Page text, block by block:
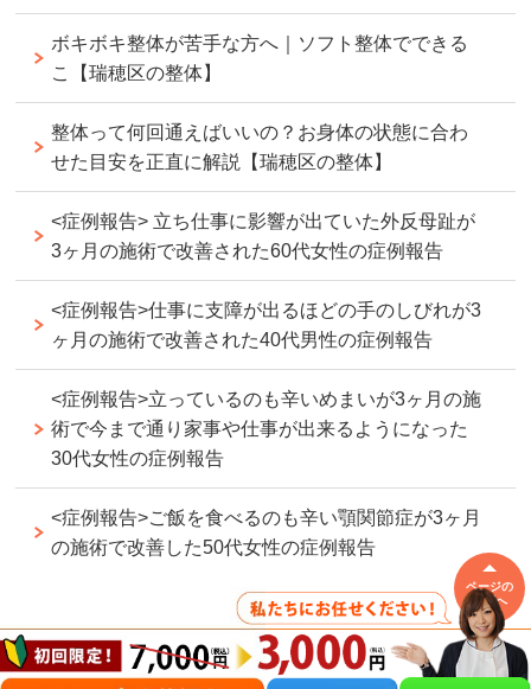
ボキボキ整体が苦手な方へ｜ソフト整体でできる
こ【瑞穂区の整体】
整体って何回通えばいいの？お身体の状態に合わ
せた目安を正直に解説【瑞穂区の整体】
<症例報告> 立ち仕事に影響が出ていた外反母趾が
3ヶ月の施術で改善された60代女性の症例報告
<症例報告>仕事に支障が出るほどの手のしびれが3
ヶ月の施術で改善された40代男性の症例報告
<症例報告>立っているのも辛いめまいが3ヶ月の施
術で今まで通り家事や仕事が出来るようになった
30代女性の症例報告
<症例報告>ご飯を食べるのも辛い顎関節症が3ヶ月
の施術で改善した50代女性の症例報告
ページの
先頭へ